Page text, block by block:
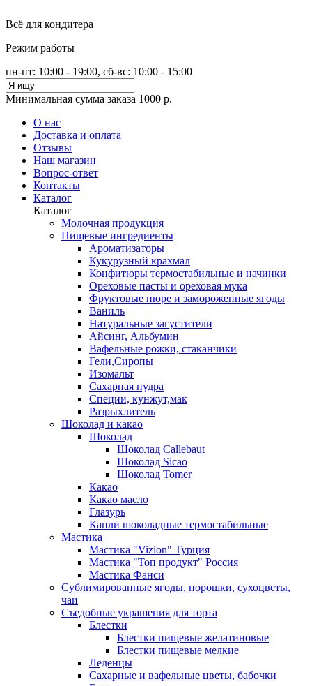
Всё для кондитера
Режим работы
пн-пт: 10:00 - 19:00, сб-вс: 10:00 - 15:00
Минимальная сумма заказа 1000 р.
О нас
Доставка и оплата
Отзывы
Наш магазин
Вопрос-ответ
Контакты
Каталог
Каталог
Молочная продукция
Пищевые ингредиенты
Ароматизаторы
Кукурузный крахмал
Конфитюры термостабильные и начинки
Ореховые пасты и ореховая мука
Фруктовые пюре и замороженные ягоды
Ваниль
Натуральные загустители
Айсинг, Альбумин
Вафельные рожки, стаканчики
Гели,Сиропы
Изомальт
Сахарная пудра
Специи, кунжут,мак
Разрыхлитель
Шоколад и какао
Шоколад
Шоколад Callebaut
Шоколад Sicao
Шоколад Tomer
Какао
Какао масло
Глазурь
Капли шоколадные термостабильные
Мастика
Мастика "Vizion" Турция
Мастика "Топ продукт" Россия
Мастика Фанси
Сублимированные ягоды, порошки, сухоцветы,
чаи
Съедобные украшения для торта
Блестки
Блестки пищевые желатиновые
Блестки пищевые мелкие
Леденцы
Сахарные и вафельные цветы, бабочки